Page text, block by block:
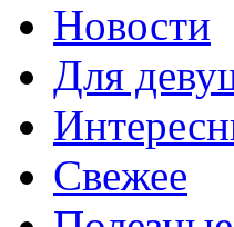
Новости
Для
Свежее